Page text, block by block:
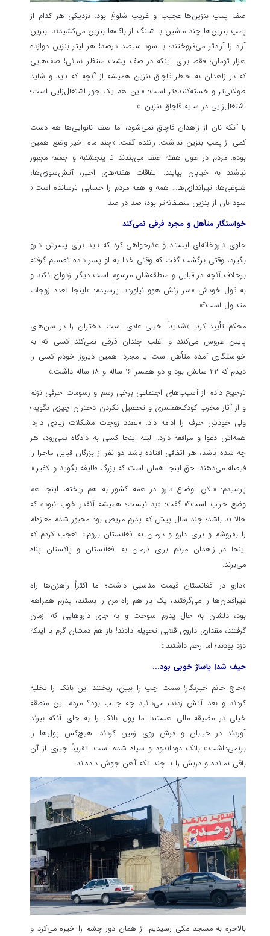
صف پمپ بنزین‌ها عجیب و غریب شلوغ بود. نزدیکی هر کدام از
پمپ بنزین‌ها چند ماشین با شلنگ از باک‌ها بنزین می‌کشیدند. بنزین
آزاد را آزادتر می‌فروختند؛ با سود سیصد درصد! هر لیتر بنزین دوازده
هزار تومان؛ فقط برای اینکه در صف پشت منتظر نمانی! صف‌هایی
که در زاهدان به خاطر قاچاق بنزین همیشه از آنچه که باید و شاید
طولانی‌تر و خسته‌کننده‌تر است: «این هم یک جور اشتغال‌زایی است؛
اشتغال‌زایی در سایه قاچاق بنزین…»
با آنکه نان از زاهدان قاچاق نمی‌شود، اما صف نانوایی‌ها هم دست
کمی از پمپ بنزین نداشت. راننده گفت: «چند ماه اخیر وضع همین
بوده. مردم در طول هفته صف می‌بندند تا پنجشنبه و جمعه مجبور
نباشند به خیابان بیایند. اتفاقات هفته‌های اخیر، آتش‌سوزی‌ها،
شلوغی‌ها، تیراندازی‌ها… همه و همه مردم را حسابی ترسانده است.»
سود نان از بنزین منصفانه‌تر بود؛ صد در صد.
خواستگار متأهل و مجرد فرقی نمی‌کند
جلوی داروخانه‌ای ایستاد و عذرخواهی کرد که باید برای پسرش دارو
بگیرد، وقتی برگشت گفت که وقتی خدا به او پسر داده تصمیم گرفته
برخلاف آنچه در قبایل و منطقه‌شان مرسوم است دیگر ازدواج نکند و
به قول خودش «سر زنش هوو نیاورد». پرسیدم: «اینجا تعدد زوجات
متداول است؟»
محکم تأیید کرد: «شدیداً. خیلی عادی است. دختران را در سن‌های
پایین عروس می‌کنند و اغلب چندان فرقی نمی‌کند کسی که به
خواستگاری آمده متأهل است یا مجرد. همین دیروز خودم کسی را
دیدم که ۲۲ سالش بود و دو همسر ۱۶ ساله و ۱۸ ساله داشت.»
ترجیح دادم از آسیب‌های اجتماعی برخی رسم و رسومات حرفی نزنم
و از آثار مخرب کودک‌همسری و تحصیل نکردن دختران چیزی نگویم؛
ولی خودش حرف را ادامه داد: «تعدد زوجات مشکلات زیادی دارد.
همه‌اش دعوا و مرافعه دارد. البته اینجا کسی به دادگاه نمی‌رود، هر
چه شده باشد، هر اتفاقی افتاده باشد دو نفر از بزرگان قبایل ماجرا را
فیصله می‌دهند. حق اینجا همان است که بزرگ طایفه بگوید و لاغیر.»
پرسیدم: «الان اوضاع دارو در همه کشور به هم ریخته، اینجا هم
وضع خراب است؟» گفت: «بد نیست؛ همیشه آنقدر خوب نبوده که
حالا بد باشد؛ چند سال پیش که پدرم مریض بود مجبور شدم مغازه‌ام
را بفروشم و برای دارو و درمان به افغانستان بروم.» تعجب کردم که
اینجا در زاهدان مردم برای درمان به افغانستان و پاکستان پناه
می‌برند.
«دارو در افغانستان قیمت مناسبی داشت؛ اما اکثراً راهزن‌ها راه
غیرافغان‌ها را می‌گرفتند، یک بار هم راه من را بستند، پدرم همراهم
بود، دلشان به حال پدرم سوخت و به جای داروهایی که ازمان
گرفتند، مقداری داروی قلابی تحویلم دادند! باز هم دمشان گرم با اینکه
دزد بودند؛ اما رحم داشتند.»
حیف شد! پاساژ خوبی بود...
«حاج خانم خبرنگار! سمت چپ را ببین، ریختند این بانک را تخلیه
کردند و بعد آتش زدند، می‌دانید چه جالب بود؟ مردم این منطقه
خیلی در مضیقه مالی هستند اما پول بانک را به جای آنکه ببرند
آوردند در خیابان و فرش روی زمین کردند. هیچ‌کس پول‌ها را
برنمی‌داشت.» بانک دوداندود و سیاه شده است. تقریباً چیزی از آن
باقی نمانده و دربش را با چند تکه آهن جوش داده‌اند.
بالاخره به مسجد مکی رسیدیم. از همان دور چشم را خیره می‌کرد و